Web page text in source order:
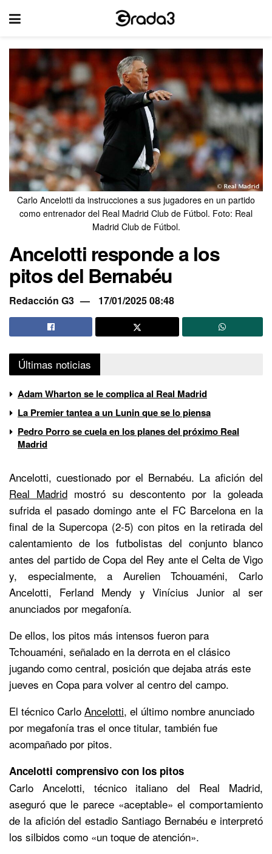
Carlo Ancelotti da instrucciones a sus jugadores en un partido
como entrenador del Real Madrid Club de Fútbol. Foto: Real
Madrid Club de Fútbol.
Ancelotti responde a los
pitos del Bernabéu
Redacción G3 17/01/2025 08:48
Últimas noticias
Adam Wharton se le complica al Real Madrid
La Premier tantea a un Lunin que se lo piensa
Pedro Porro se cuela en los planes del próximo Real
Madrid
Ancelotti, cuestionado por el Bernabéu. La afición del
Real Madrid mostró su descontento por la goleada
sufrida el pasado domingo ante el FC Barcelona en la
final de la Supercopa (2-5) con pitos en la retirada del
calentamiento de los futbolistas del conjunto blanco
antes del partido de Copa del Rey ante el Celta de Vigo
y, especialmente, a Aurelien Tchouaméni, Carlo
Ancelotti, Ferland Mendy y Vinícius Junior al ser
anunciados por megafonía.
De ellos, los pitos más intensos fueron para
Tchouaméni, señalado en la derrota en el clásico
jugando como central, posición que dejaba atrás este
jueves en Copa para volver al centro del campo.
El técnico Carlo Ancelotti, el último nombre anunciado
por megafonía tras el once titular, también fue
acompañado por pitos.
Ancelotti comprensivo con los pitos
Carlo Ancelotti, técnico italiano del Real Madrid,
aseguró que le parece «aceptable» el comportamiento
de la afición del estadio Santiago Bernabéu e interpretó
los silbidos como «un toque de atención».